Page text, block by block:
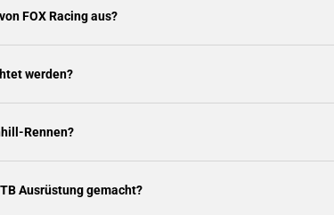
FOX Racing aus?
werden?
Rennen?
Ausrüstung gemacht?